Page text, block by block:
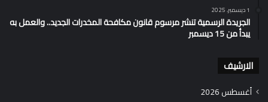
1 ديسمبر، 2025
الجريدة الرسمية تنشر مرسوم قانون مكافحة المخدرات الجديد.. والعمل به
يبدأ من 15 ديسمبر
الارشيف
أغسطس 2026